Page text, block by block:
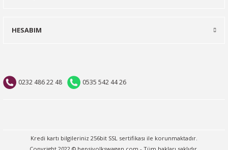
0232 486 22 48 0535 542 44 26
HESABIM
Kredi kartı bilgileriniz 256bit SSL sertifikası ile korunmaktadır.